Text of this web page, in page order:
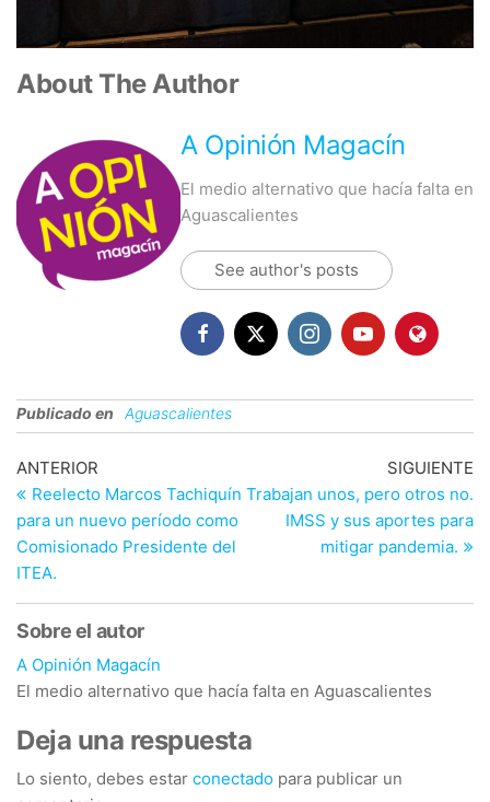
About The Author
A Opinión Magacín
El medio alternativo que hacía falta en
Aguascalientes
See author's posts
Publicado en Aguascalientes
Navegación
de
entradas
Entrada
anterior
ANTERIOR
Reelecto Marcos Tachiquín
para un nuevo período como
Comisionado Presidente del
ITEA.
SIGUIENTE
Trabajan unos, pero otros no.
IMSS y sus aportes para
mitigar pandemia.
Sobre el autor
A Opinión Magacín
El medio alternativo que hacía falta en Aguascalientes
Deja una respuesta
Lo siento, debes estar conectado para publicar un